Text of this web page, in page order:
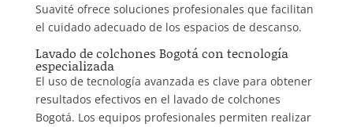
Suavité ofrece soluciones profesionales que facilitan
el cuidado adecuado de los espacios de descanso.
Lavado de colchones Bogotá con tecnología
especializada
El uso de tecnología avanzada es clave para obtener
resultados efectivos en el lavado de colchones
Bogotá. Los equipos profesionales permiten realizar